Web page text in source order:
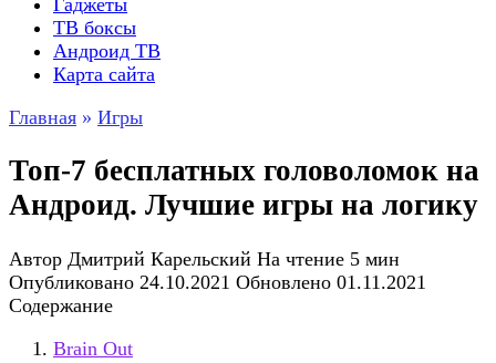
Гаджеты
ТВ боксы
Андроид ТВ
Карта сайта
Главная » Игры
Топ-7 бесплатных головоломок на
Андроид. Лучшие игры на логику
Автор Дмитрий Карельский На чтение 5 мин
Опубликовано 24.10.2021 Обновлено 01.11.2021
Содержание
Brain Out